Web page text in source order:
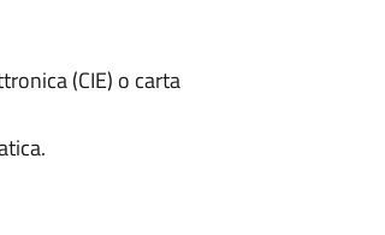
(CIE) o carta